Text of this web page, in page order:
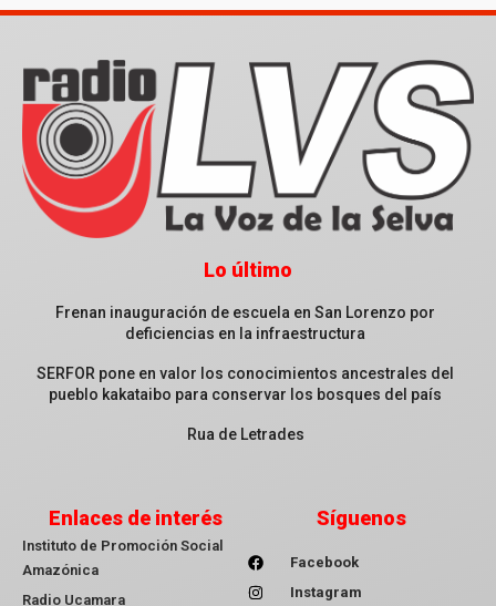
Lo último
Frenan inauguración de escuela en San Lorenzo por
deficiencias en la infraestructura
SERFOR pone en valor los conocimientos ancestrales del
pueblo kakataibo para conservar los bosques del país
Rua de Letrades
Enlaces de interés
Instituto de Promoción Social
Amazónica
Radio Ucamara
Síguenos
Facebook
Instagram